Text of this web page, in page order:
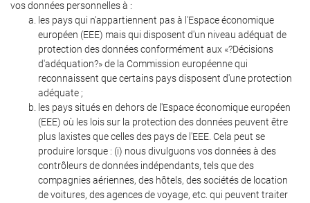
vos données personnelles à :
les pays qui n'appartiennent pas à l'Espace économique
européen (EEE) mais qui disposent d'un niveau adéquat de
protection des données conformément aux «?Décisions
d'adéquation?» de la Commission européenne qui
reconnaissent que certains pays disposent d'une protection
adéquate ;
les pays situés en dehors de l'Espace économique européen
(EEE) où les lois sur la protection des données peuvent être
plus laxistes que celles des pays de l'EEE. Cela peut se
produire lorsque : (i) nous divulguons vos données à des
contrôleurs de données indépendants, tels que des
compagnies aériennes, des hôtels, des sociétés de location
de voitures, des agences de voyage, etc. qui peuvent traiter